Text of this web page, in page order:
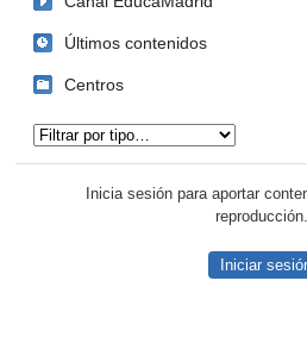
Últimos contenidos
Centros
Inicia sesión para aportar
Iniciar